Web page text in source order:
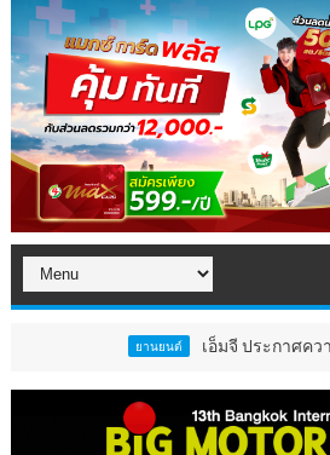
เอ็มจี ประกาศความสำเร็จค